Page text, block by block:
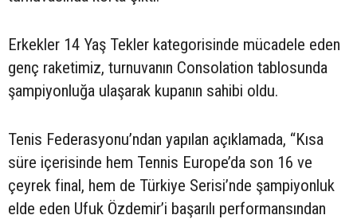
Erkekler 14 Yaş Tekler kategorisinde mücadele eden
genç raketimiz, turnuvanın Consolation tablosunda
şampiyonluğa ulaşarak kupanın sahibi oldu.
Tenis Federasyonu’ndan yapılan açıklamada, “Kısa
süre içerisinde hem Tennis Europe’da son 16 ve
çeyrek final, hem de Türkiye Serisi’nde şampiyonluk
elde eden Ufuk Özdemir’i başarılı performansından